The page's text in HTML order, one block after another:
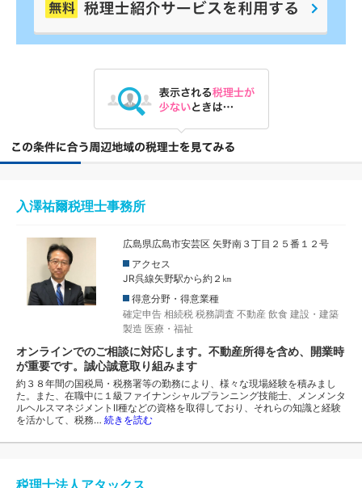
入澤祐爾税理士事務所
広島県広島市安芸区 矢野南３丁目２５番１２号
アクセス
JR呉線矢野駅から約２㎞
得意分野・得意業種
確定申告 相続税 税務調査 不動産 飲食 建設・建築
製造 医療・福祉
オンラインでのご相談に対応します。不動産所得を含め、開業時
が重要です。誠心誠意取り組みます
約３８年間の国税局・税務署等の勤務により、様々な現場経験を積みまし
た。また、在職中に１級ファイナンシャルプランニング技能士、メンメンタ
ルヘルスマネジメントⅡ種などの資格を取得しており、それらの知識と経験
を活かして、税務… 続きを読む